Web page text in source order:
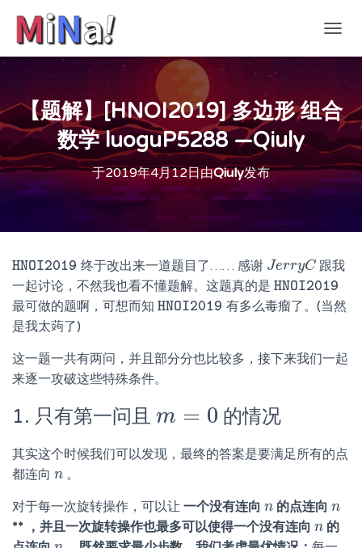
换
航
【题解】[HNOI2019] 多边形 组合
数学 luoguP5288 —Qiuly
于2019年4月12日由Qiuly发布
HNOI2019
HNOI2019 终于改出来一道题目了…… 感谢 JerryC
JerryC 跟我
一起讨论，不然我也看不懂题解。这题真的是 HNOI2019
HNOI2019
最可做的题啊，可想而知 HNOI2019
HNOI2019 有多么毒瘤了。(当然
是我太蒟了)
这一题一共有两问，并且部分分也比较多，接下来我们一起
来逐一攻破这些特殊条件。
1. 只有第一问且 m = 0
m=0 的情况
其实这个时候我们可以发现，最终的答案是要满足所有的点
都连向 n
n 。
对于每一次旋转操作，可以让 一个没有连向 n
n 的点连向n
n
** ，并且一次旋转操作也最多可以使得一个没有连向 n
n 的